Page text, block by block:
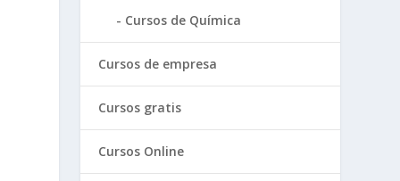
Cursos de Química
Cursos de empresa
Cursos gratis
Cursos Online